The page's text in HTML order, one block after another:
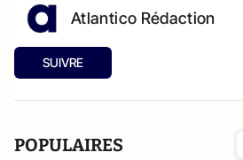
Atlantico Rédaction
SUIVRE
POPULAIRES